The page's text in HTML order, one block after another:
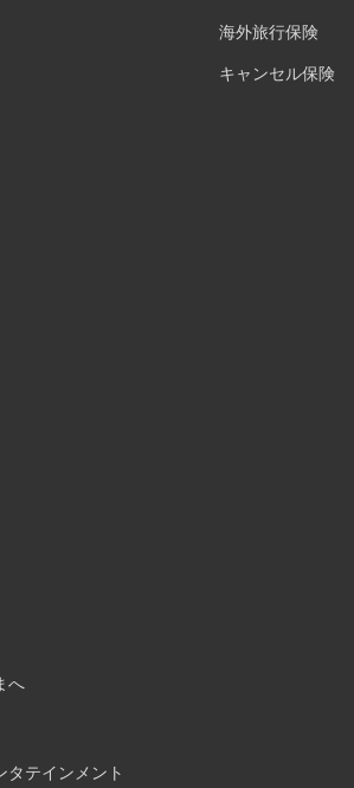
へ
タテインメント
海外旅行保険
キャンセル保険